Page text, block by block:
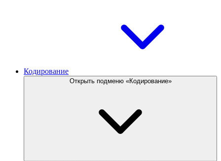
Кодирование
Открыть подменю «Кодирование»